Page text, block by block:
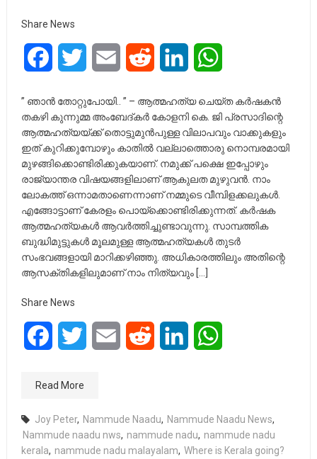
Share News
FacebookTwitter Email Reddit LinkedIn
” ഞാൻ തോറ്റുപോയി.. ” – ആത്മഹത്യ ചെയ്ത കർഷകൻ
തകഴി കുന്നുമ്മ അംബേദ്കർ കോളനി കെ. ജി പ്രസാദിന്റെ
ആത്മഹത്യയ്ക്ക് തൊട്ടുമുൻപുള്ള വിലാപവും വാക്കുകളും
ഇത് കുറിക്കുമ്പോഴും കാതിൽ വല്ലാത്തൊരു നൊമ്പരമായി
മുഴങ്ങിക്കൊണ്ടിരിക്കുകയാണ്. നമുക്ക് പക്ഷെ ഇപ്പോഴും
രാജ്യാന്തര വിഷയങ്ങളിലാണ് ആകുലത മുഴുവൻ. നാം
ലോകത്ത് ഒന്നാമതാണെന്നാണ് നമ്മുടെ വീമ്പിളക്കലുകൾ.
എങ്ങോട്ടാണ് കേരളം പൊയ്ക്കൊണ്ടിരിക്കുന്നത്. കർഷക
ആത്മഹത്യകൾ ആവർത്തിച്ചുണ്ടാവുന്നു. സാമ്പത്തിക
ബുദ്ധിമുട്ടുകൾ മൂലമുള്ള ആത്മഹത്യകൾ തുടർ
സംഭവങ്ങളായി മാറിക്കഴിഞ്ഞു. അധികാരത്തിലും അതിന്റെ
ആസക്തികളിലുമാണ് നാം നിത്യവും […]
Share News
FacebookTwitter Email Reddit LinkedIn
Read More
Joy Peter, Nammude Naadu, Nammude Naadu News,
Nammude naadu nws, nammude nadu, nammude nadu
kerala, nammude nadu malayalam, Where is Kerala going?